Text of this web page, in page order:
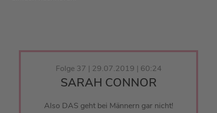
Folge 37 | 29.07.2019 | 60:24
SARAH CONNOR
Also DAS geht bei Männern gar nicht!